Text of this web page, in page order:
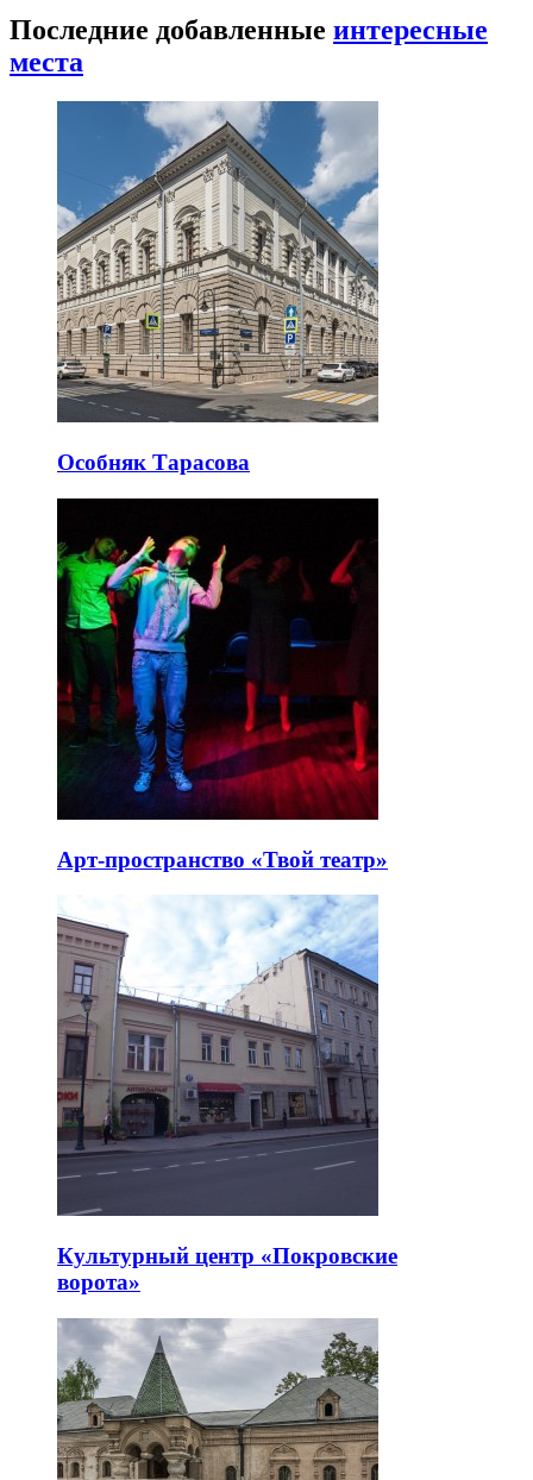
Последние добавленные интересные
места
Особняк Тарасова
Арт-пространство «Твой театр»
Культурный центр «Покровские
ворота»